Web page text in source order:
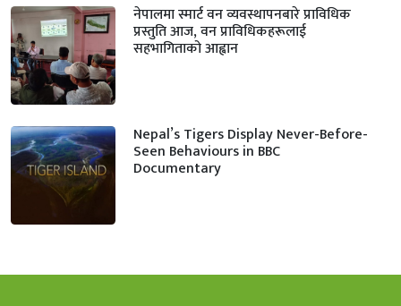
नेपालमा स्मार्ट वन व्यवस्थापनबारे प्राविधिक
प्रस्तुति आज, वन प्राविधिकहरूलाई
सहभागिताको आह्वान
Nepal’s Tigers Display Never-Before-
Seen Behaviours in BBC
Documentary